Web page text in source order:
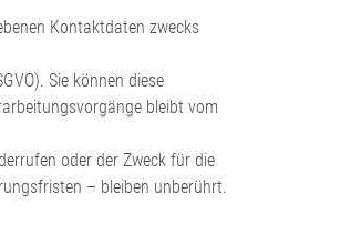
Kontaktdaten zwecks
Sie können diese
bleibt vom
oder der Zweck für die
– bleiben unberührt.